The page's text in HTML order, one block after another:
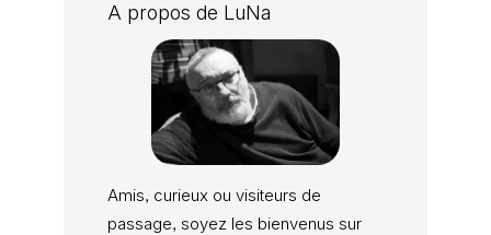
A propos de LuNa
Amis, curieux ou visiteurs de
passage, soyez les bienvenus sur